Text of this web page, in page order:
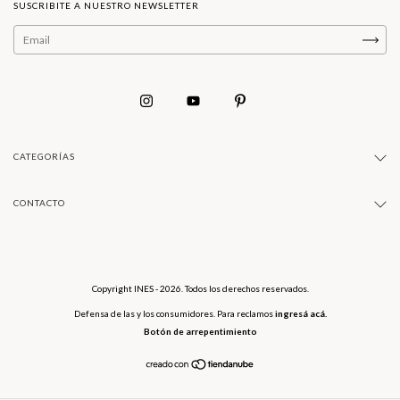
SUSCRIBITE A NUESTRO NEWSLETTER
CATEGORÍAS
CONTACTO
Copyright INES - 2026. Todos los derechos reservados.
Defensa de las y los consumidores. Para reclamos ingresá acá.
Botón de arrepentimiento